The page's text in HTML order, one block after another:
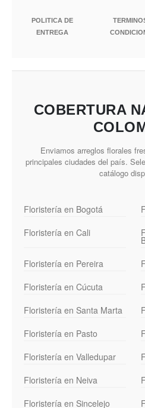
POLITICA DE
ENTREGA
COBERTURA
Enviamos arreglos florales
principales ciudades del país.
catálogo
Floristería en Bogotá
Floristería en Cali
Floristería en Pereira
Floristería en Cúcuta
Floristería en Santa Marta
Floristería en Pasto
Floristería en Valledupar
Floristería en Neiva
Floristería en Sincelejo